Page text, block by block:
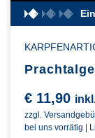
€ 11,90
zzgl.
bei uns vorrätig |